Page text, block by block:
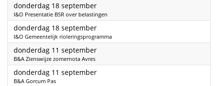
donderdag 18 september2025
I&O Presentatie BSR over belastingen
donderdag 18 september2025
I&O Gemeentelijk rioleringsprogramma
donderdag 11 september2025
B&A Zienswijze zomernota Avres
donderdag 11 september2025
B&A Gorcum Pas